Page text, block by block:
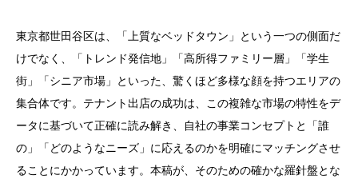
東京都世田谷区は、「上質なベッドタウン」という一つの側面だ
けでなく、「トレンド発信地」「高所得ファミリー層」「学生
街」「シニア市場」といった、驚くほど多様な顔を持つエリアの
集合体です。テナント出店の成功は、この複雑な市場の特性をデ
ータに基づいて正確に読み解き、自社の事業コンセプトと「誰
の」「どのようなニーズ」に応えるのかを明確にマッチングさせ
ることにかかっています。本稿が、そのための確かな羅針盤とな